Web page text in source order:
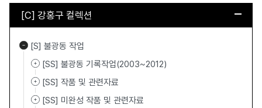
[C] 강홍구 컬렉션
[S] 불광동 작업
[SS] 불광동 기록작업(2003~2012)
[SS] 작품 및 관련자료
[SS] 미완성 작품 및 관련자료